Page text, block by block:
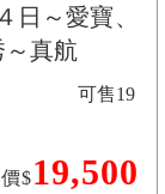
日～愛寶、
真航
$19,500
可售19